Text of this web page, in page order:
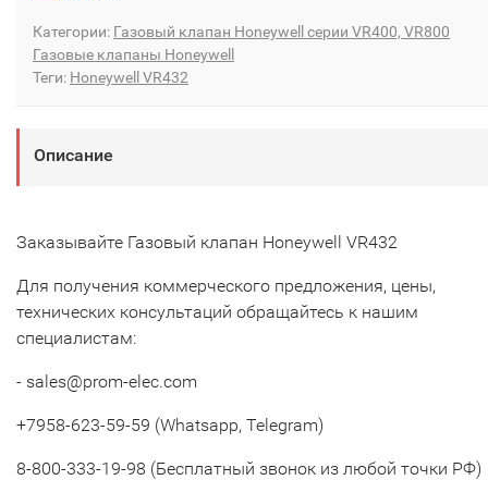
Категории: Газовый клапан Honeywell серии VR400, VR800
Газовые клапаны Honeywell
Теги: Honeywell VR432
Описание
Заказывайте Газовый клапан Honeywell VR432
Для получения коммерческого предложения, цены,
технических консультаций обращайтесь к нашим
специалистам:
- sales@prom-elec.com
+7958-623-59-59 (Whatsapp, Telegram)
8-800-333-19-98 (Бесплатный звонок из любой точки РФ)